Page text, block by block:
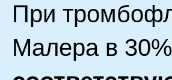
При
Малера в